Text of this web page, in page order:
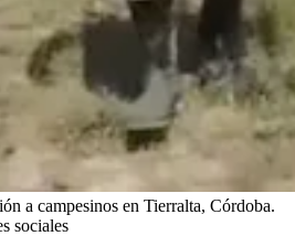
a campesinos en Tierralta, Córdoba.
sociales